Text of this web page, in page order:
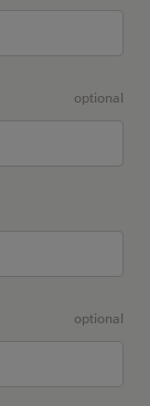
optional
optional